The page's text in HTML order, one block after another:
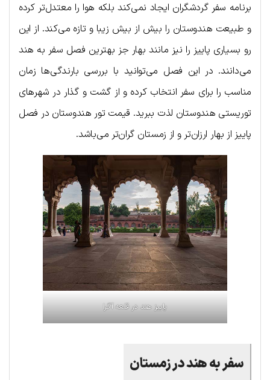
برنامه سفر گردشگران ایجاد نمی‌کند بلکه هوا را معتدل‌تر کرده
و طبیعت هندوستان را بیش از بیش زیبا و تازه می‌کند. از این
رو بسیاری پاییز را نیز مانند بهار جز بهترین فصل سفر به هند
می‌دانند. در این فصل می‌توانید با بررسی بارندگی‌ها زمان
مناسب را برای سفر انتخاب کرده و از گشت و گذار در شهرهای
توریستی هندوستان لذت ببرید. قیمت تور هندوستان در فصل
پاییز از بهار ارزان‌تر و از زمستان گران‌تر می‌باشد.
پاییز هند در قلعه آگرا
سفر به هند در زمستان